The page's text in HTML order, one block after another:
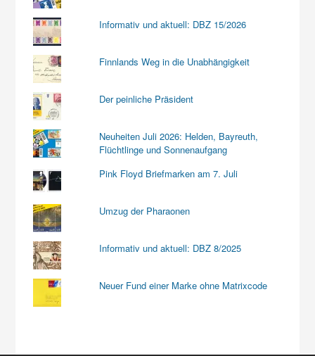
Informativ und aktuell: DBZ 15/2026
Finnlands Weg in die Unabhängigkeit
Der peinliche Präsident
Neuheiten Juli 2026: Helden, Bayreuth,
Flüchtlinge und Sonnenaufgang
Pink Floyd Briefmarken am 7. Juli
Umzug der Pharaonen
Informativ und aktuell: DBZ 8/2025
Neuer Fund einer Marke ohne Matrixcode